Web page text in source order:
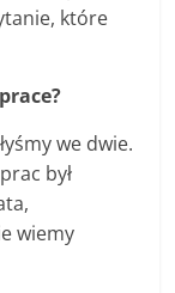
które
we dwie.
był
wiemy